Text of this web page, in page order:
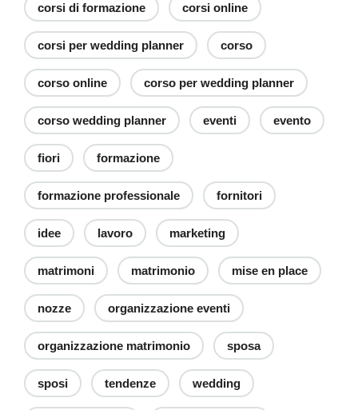
corsi di formazione corsi online
corsi per wedding planner corso
corso online corso per wedding planner
corso wedding planner eventi evento
fiori formazione
formazione professionale fornitori
idee lavoro marketing
matrimoni matrimonio mise en place
nozze organizzazione eventi
organizzazione matrimonio sposa
sposi tendenze wedding